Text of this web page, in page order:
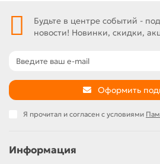
Будьте в центре событий -
новости! Новинки, скидки,
Оформить
Я прочитал и согласен с условиями
Информация